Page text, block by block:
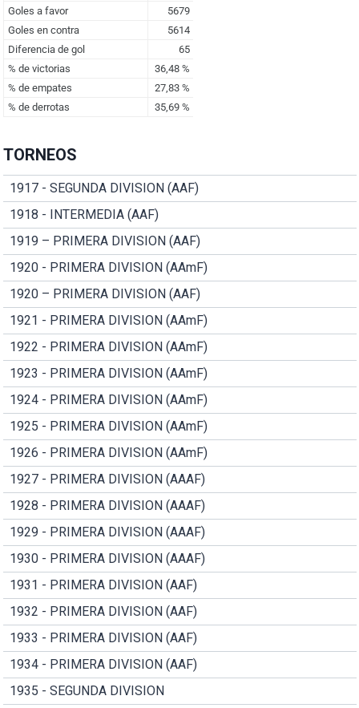
TORNEOS
1917 - SEGUNDA DIVISION (AAF)
1918 - INTERMEDIA (AAF)
1919 – PRIMERA DIVISION (AAF)
1920 - PRIMERA DIVISION (AAmF)
1920 – PRIMERA DIVISION (AAF)
1921 - PRIMERA DIVISION (AAmF)
1922 - PRIMERA DIVISION (AAmF)
1923 - PRIMERA DIVISION (AAmF)
1924 - PRIMERA DIVISION (AAmF)
1925 - PRIMERA DIVISION (AAmF)
1926 - PRIMERA DIVISION (AAmF)
1927 - PRIMERA DIVISION (AAAF)
1928 - PRIMERA DIVISION (AAAF)
1929 - PRIMERA DIVISION (AAAF)
1930 - PRIMERA DIVISION (AAAF)
1931 - PRIMERA DIVISION (AAF)
1932 - PRIMERA DIVISION (AAF)
1933 - PRIMERA DIVISION (AAF)
1934 - PRIMERA DIVISION (AAF)
1935 - SEGUNDA DIVISION